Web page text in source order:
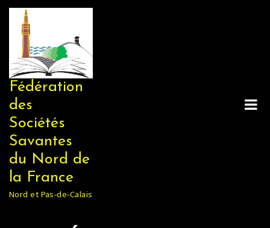
Skip
content
Fédération
des
Sociétés
Savantes
du Nord de
la France
Nord et Pas-de-Calais